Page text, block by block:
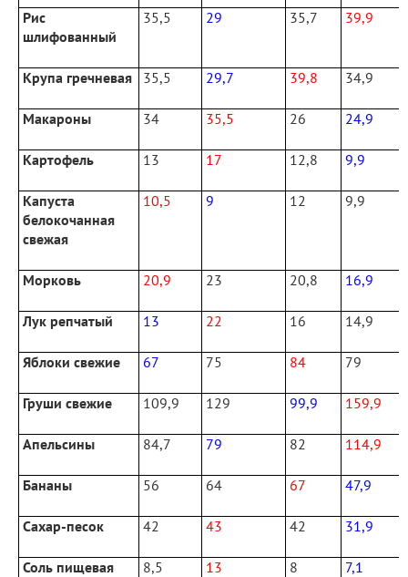
Рис
шлифованный
35,5 29 35,7 39,9
Крупа гречневая 35,5 29,7 39,8 34,9
Макароны 34 35,5 26 24,9
Картофель 13 17 12,8 9,9
Капуста
белокочанная
свежая
10,5 9 12 9,9
Морковь 20,9 23 20,8 16,9
Лук репчатый 13 22 16 14,9
Яблоки свежие 67 75 84 79
Груши свежие 109,9 129 99,9 159,9
Апельсины 84,7 79 82 114,9
Бананы 56 64 67 47,9
Сахар-песок 42 43 42 31,9
Соль пищевая 8,5 13 8 7,1